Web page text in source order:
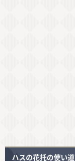
ハスの花托の使い道